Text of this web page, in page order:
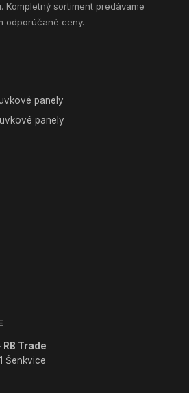
Kompletný sortiment predávame
odporúčané ceny.
panely
panely
RB Trade
Šenkvice